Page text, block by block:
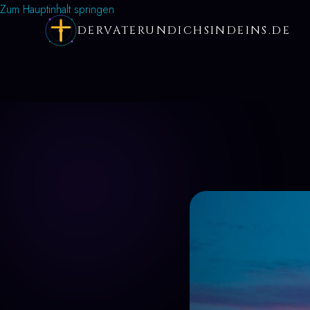
Zum Hauptinhalt springen
DERVATERUNDICHSINDEINS.DE